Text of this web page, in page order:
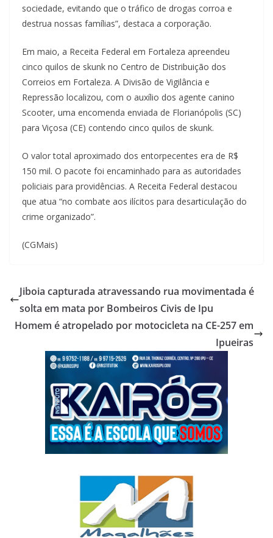
sociedade, evitando que o tráfico de drogas corroa e
destrua nossas famílias”, destaca a corporação.
Em maio, a Receita Federal em Fortaleza apreendeu
cinco quilos de skunk no Centro de Distribuição dos
Correios em Fortaleza. A Divisão de Vigilância e
Repressão localizou, com o auxílio dos agente canino
Scooter, uma encomenda enviada de Florianópolis (SC)
para Viçosa (CE) contendo cinco quilos de skunk.
O valor total aproximado dos entorpecentes era de R$
150 mil. O pacote foi encaminhado para as autoridades
policiais para providências. A Receita Federal destacou
que atua “no combate aos ilícitos para desarticulação do
crime organizado”.
(CGMais)
Jiboia capturada atravessando rua movimentada é
solta em mata por Bombeiros Civis de Ipu
Homem é atropelado por motocicleta na CE-257 em
Ipueiras